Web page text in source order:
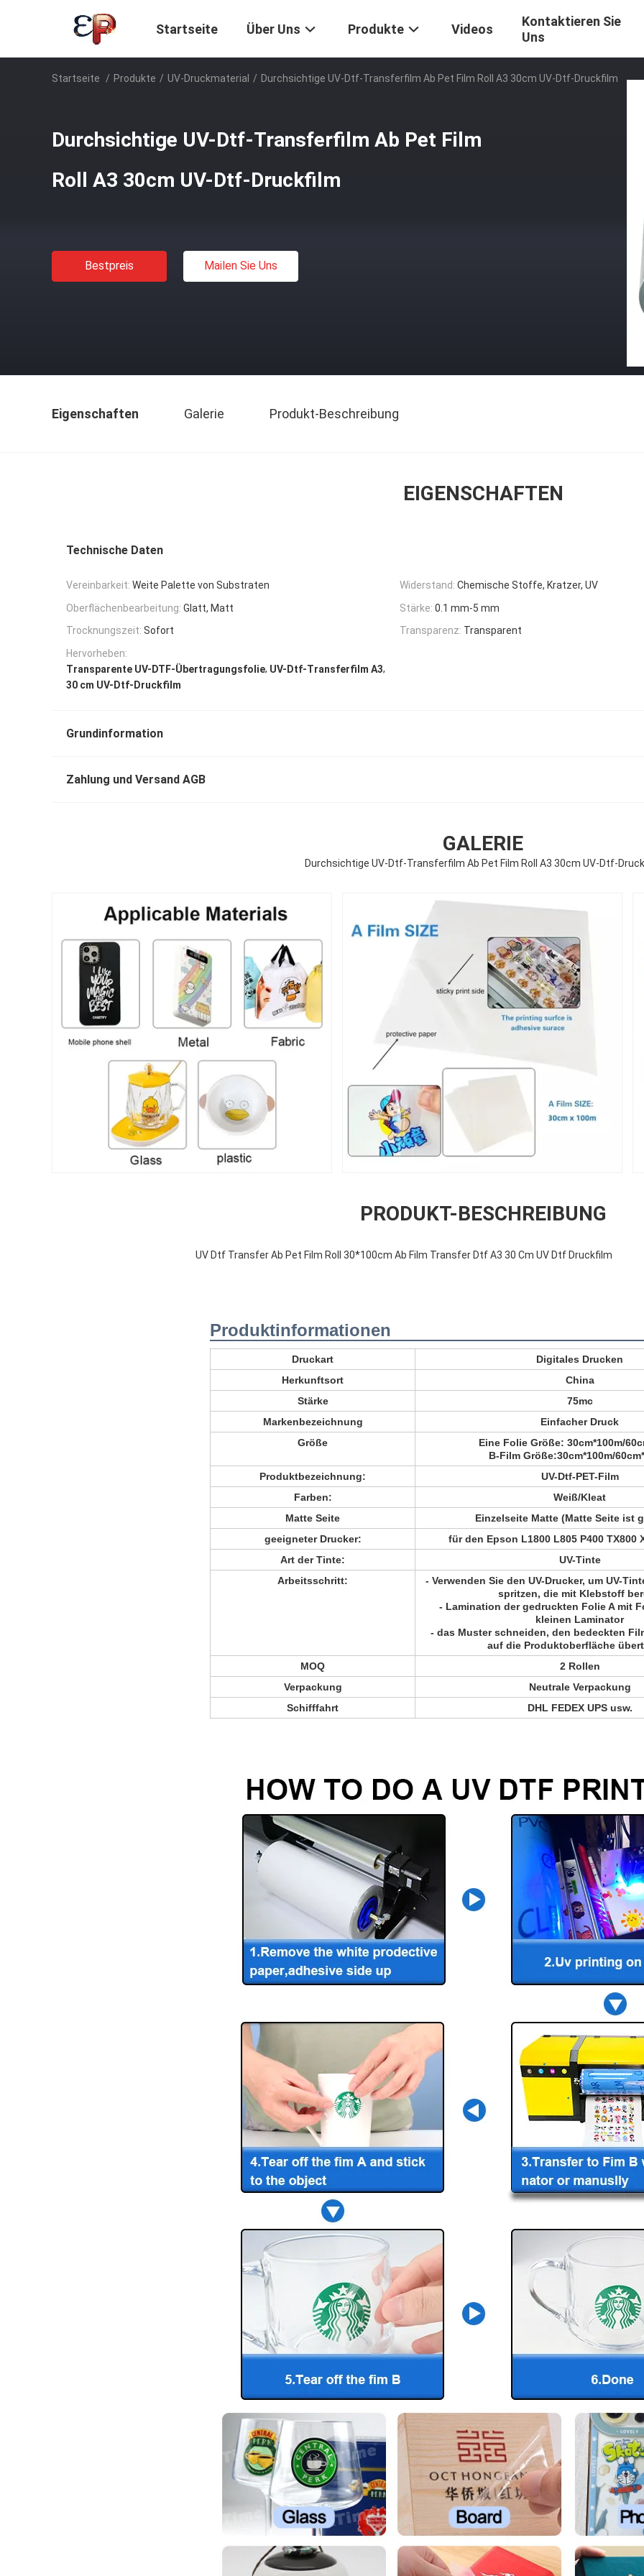
Startseite Über Uns Produkte Videos
Kontaktieren Sie
Uns
Startseite / Produkte / UV-Druckmaterial / Durchsichtige UV-Dtf-Transferfilm Ab Pet Film Roll A3 30cm UV-Dtf-Druckfilm
Durchsichtige UV-Dtf-Transferfilm Ab Pet Film
Roll A3 30cm UV-Dtf-Druckfilm
Bestpreis Mailen Sie Uns
Eigenschaften Galerie Produkt-Beschreibung
EIGENSCHAFTEN
Technische Daten
Vereinbarkeit: Weite Palette von Substraten Widerstand: Chemische Stoffe, Kratzer, UV
Oberflächenbearbeitung: Glatt, Matt Stärke: 0.1 mm-5 mm
Trocknungszeit: Sofort Transparenz: Transparent
Hervorheben:
Transparente UV-DTF-Übertragungsfolie, UV-Dtf-Transferfilm A3,
30 cm UV-Dtf-Druckfilm
Grundinformation
Zahlung und Versand AGB
GALERIE
Durchsichtige UV-Dtf-Transferfilm Ab Pet Film Roll A3 30cm UV-Dtf-
PRODUKT-BESCHREIBUNG
UV Dtf Transfer Ab Pet Film Roll 30*100cm Ab Film Transfer Dtf A3 30 Cm UV Dtf Druckfilm
Produktinformationen
Druckart
Digitales Drucken
Herkunftsort
China
Stärke
75mc
Markenbezeichnung
Einfacher Druck
Größe
Eine Folie Größe: 30cm*100m/
B-Film Größe:30cm*100m/
Produktbezeichnung:
UV-Dtf-PET-Film
Farben:
Weiß/Kleat
Matte Seite
Einzelseite Matte (Matte Seite ist
geeigneter Drucker:
für den Epson L1800 L805 P400 TX800
Art der Tinte:
UV-Tinte
Arbeitsschritt:
- Verwenden Sie den UV-Drucker, um UV-
spritzen, die mit Klebstoff
- Lamination der gedruckten Folie A mit
kleinen Laminator
- das Muster schneiden, den bedeckten
auf die Produktoberfläche
MOQ
2 Rollen
Verpackung
Neutrale Verpackung
Schifffahrt
DHL FEDEX UPS usw.